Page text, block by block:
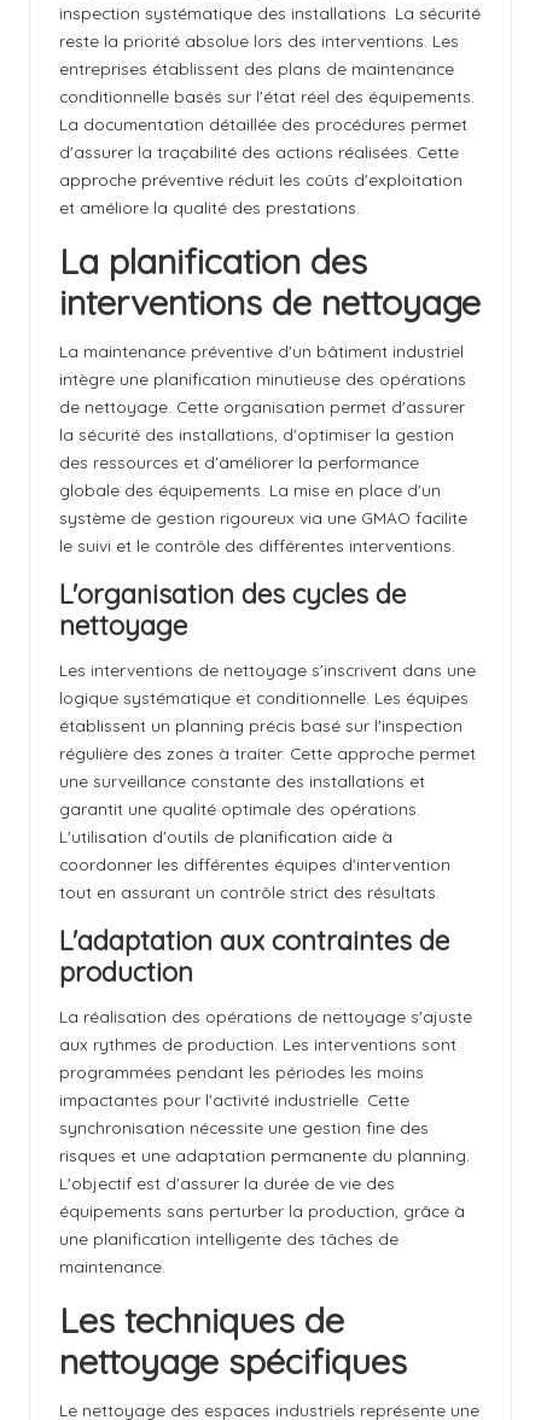
inspection systématique des installations. La sécurité
reste la priorité absolue lors des interventions. Les
entreprises établissent des plans de maintenance
conditionnelle basés sur l'état réel des équipements.
La documentation détaillée des procédures permet
d'assurer la traçabilité des actions réalisées. Cette
approche préventive réduit les coûts d'exploitation
et améliore la qualité des prestations.
La planification des
interventions de nettoyage
La maintenance préventive d'un bâtiment industriel
intègre une planification minutieuse des opérations
de nettoyage. Cette organisation permet d'assurer
la sécurité des installations, d'optimiser la gestion
des ressources et d'améliorer la performance
globale des équipements. La mise en place d'un
système de gestion rigoureux via une GMAO facilite
le suivi et le contrôle des différentes interventions.
L'organisation des cycles de
nettoyage
Les interventions de nettoyage s'inscrivent dans une
logique systématique et conditionnelle. Les équipes
établissent un planning précis basé sur l'inspection
régulière des zones à traiter. Cette approche permet
une surveillance constante des installations et
garantit une qualité optimale des opérations.
L'utilisation d'outils de planification aide à
coordonner les différentes équipes d'intervention
tout en assurant un contrôle strict des résultats.
L'adaptation aux contraintes de
production
La réalisation des opérations de nettoyage s'ajuste
aux rythmes de production. Les interventions sont
programmées pendant les périodes les moins
impactantes pour l'activité industrielle. Cette
synchronisation nécessite une gestion fine des
risques et une adaptation permanente du planning.
L'objectif est d'assurer la durée de vie des
équipements sans perturber la production, grâce à
une planification intelligente des tâches de
maintenance.
Les techniques de
nettoyage spécifiques
Le nettoyage des espaces industriels représente une